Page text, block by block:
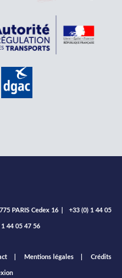
PARIS Cedex 16 +33 (0) 1 44 05
1 44 05 47 56
Mentions légales Crédits